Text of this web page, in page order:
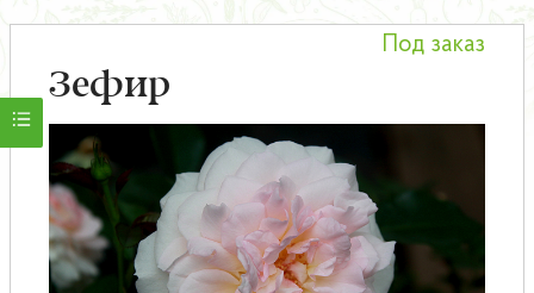
Лук-севок
Малина
Мини-деревья
НОВИНКА Английские и Японские розы
Зефир
Под заказ